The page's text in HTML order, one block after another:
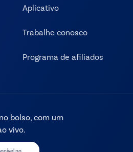
Aplicativo
Trabalhe conosco
Programa de afiliados
bolso, com um
vivo.
no